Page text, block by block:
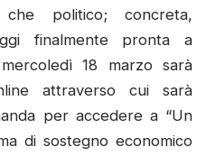
politico; concreta,
finalmente pronta a
18 marzo sarà
attraverso cui sarà
per accedere a “Un
di sostegno economico